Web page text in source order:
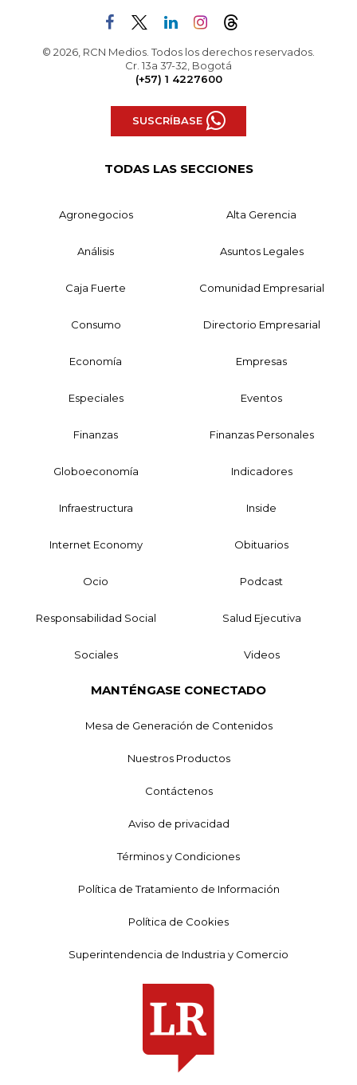
© 2026, RCN Medios. Todos los derechos reservados.
Cr. 13a 37-32, Bogotá
(+57) 1 4227600
SUSCRÍBASE
TODAS LAS SECCIONES
Agronegocios Alta Gerencia
Análisis Asuntos Legales
Caja Fuerte Comunidad Empresarial
Consumo Directorio Empresarial
Economía Empresas
Especiales Eventos
Finanzas Finanzas Personales
Globoeconomía Indicadores
Infraestructura Inside
Internet Economy Obituarios
Ocio Podcast
Responsabilidad Social Salud Ejecutiva
Sociales Videos
MANTÉNGASE CONECTADO
Mesa de Generación de Contenidos
Nuestros Productos
Contáctenos
Aviso de privacidad
Términos y Condiciones
Política de Tratamiento de Información
Política de Cookies
Superintendencia de Industria y Comercio